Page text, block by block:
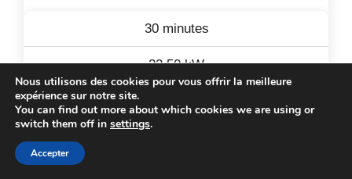
30 minutes
22,50 kW
Nous utilisons des cookies pour vous offrir la meilleure
expérience sur notre site.
You can find out more about which cookies we are using or
switch them off in settings.
Accepter